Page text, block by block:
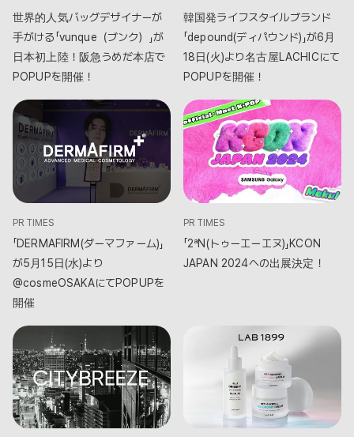
世界的人気バッグデザイナーが
手がける「vunque（ブンク）」が
日本初上陸！阪急うめだ本店で
POPUPを開催！
韓国発ライフスタイルブランド
「ⅾepound(ディパウンド)」が6月
18日(火)より名古屋LACHICにて
POPUPを開催！
PR TIMES
「DERMAFIRM(ダーマファーム)」
が5月15日(水)より
@cosmeOSAKAにてPOPUPを
開催
PR TIMES
「2ªN(トゥーエーエヌ)」KCON
JAPAN 2024への出展決定！